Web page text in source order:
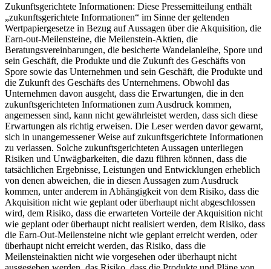
Zukunftsgerichtete Informationen: Diese Pressemitteilung enthält
„zukunftsgerichtete Informationen“ im Sinne der geltenden
Wertpapiergesetze in Bezug auf Aussagen über die Akquisition, die
Earn-out-Meilensteine, die Meilenstein-Aktien, die
Beratungsvereinbarungen, die besicherte Wandelanleihe, Spore und
sein Geschäft, die Produkte und die Zukunft des Geschäfts von
Spore sowie das Unternehmen und sein Geschäft, die Produkte und
die Zukunft des Geschäfts des Unternehmens. Obwohl das
Unternehmen davon ausgeht, dass die Erwartungen, die in den
zukunftsgerichteten Informationen zum Ausdruck kommen,
angemessen sind, kann nicht gewährleistet werden, dass sich diese
Erwartungen als richtig erweisen. Die Leser werden davor gewarnt,
sich in unangemessener Weise auf zukunftsgerichtete Informationen
zu verlassen. Solche zukunftsgerichteten Aussagen unterliegen
Risiken und Unwägbarkeiten, die dazu führen können, dass die
tatsächlichen Ergebnisse, Leistungen und Entwicklungen erheblich
von denen abweichen, die in diesen Aussagen zum Ausdruck
kommen, unter anderem in Abhängigkeit von dem Risiko, dass die
Akquisition nicht wie geplant oder überhaupt nicht abgeschlossen
wird, dem Risiko, dass die erwarteten Vorteile der Akquisition nicht
wie geplant oder überhaupt nicht realisiert werden, dem Risiko, dass
die Earn-Out-Meilensteine nicht wie geplant erreicht werden, oder
überhaupt nicht erreicht werden, das Risiko, dass die
Meilensteinaktien nicht wie vorgesehen oder überhaupt nicht